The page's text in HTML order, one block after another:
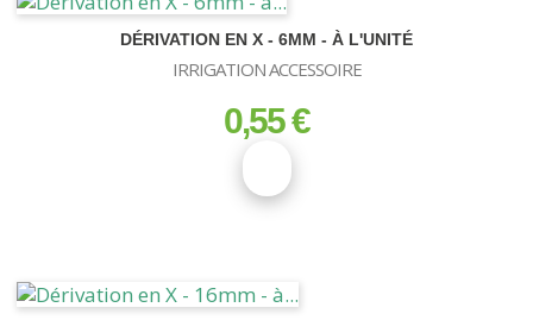
DÉRIVATION EN X - 6MM - À L'UNITÉ
IRRIGATION ACCESSOIRE
prix
0,55 €